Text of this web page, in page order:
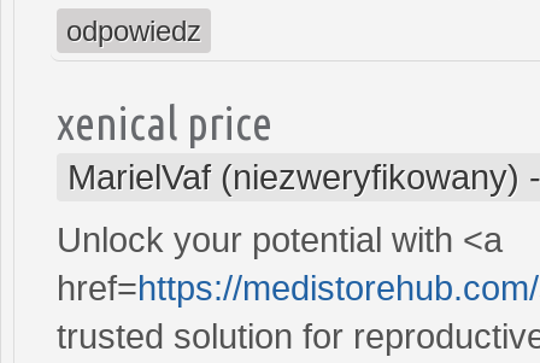
odpowiedz
xenical price
MarielVaf (niezweryfikowany)
Unlock your potential with <a
href=https://
trusted solution for